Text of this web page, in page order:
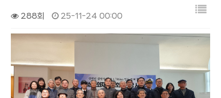
288회 25-11-24 00:00